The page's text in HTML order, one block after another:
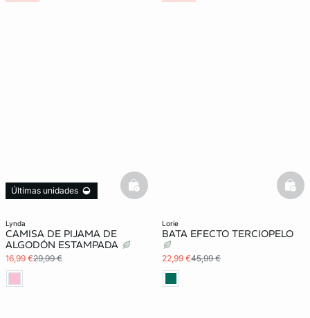
lynda
CAMISA DE PIJAMA DE
ALGODÓN ESTAMPADA
16,99 €29,99 €
Últimas unidades basketfull
lorie
BATA EFECTO TERCIOPELO
22,99 €45,99 €